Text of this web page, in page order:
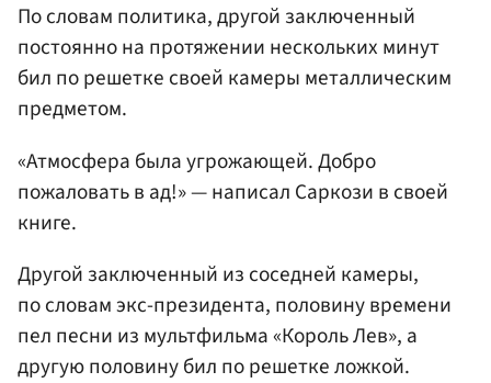
По словам политика, другой заключенный
постоянно на протяжении нескольких минут
бил по решетке своей камеры металлическим
предметом.
«Атмосфера была угрожающей. Добро
пожаловать в ад!» — написал Саркози в своей
книге.
Другой заключенный из соседней камеры,
по словам экс-президента, половину времени
пел песни из мультфильма «Король Лев», а
другую половину бил по решетке ложкой.